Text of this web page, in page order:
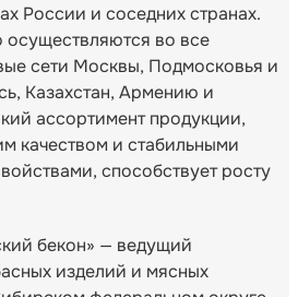
России и соседних странах.
осуществляются во все
сети Москвы, Подмосковья и
Казахстан, Армению и
ассортимент продукции,
качеством и стабильными
способствует росту
бекон» — ведущий
изделий и мясных